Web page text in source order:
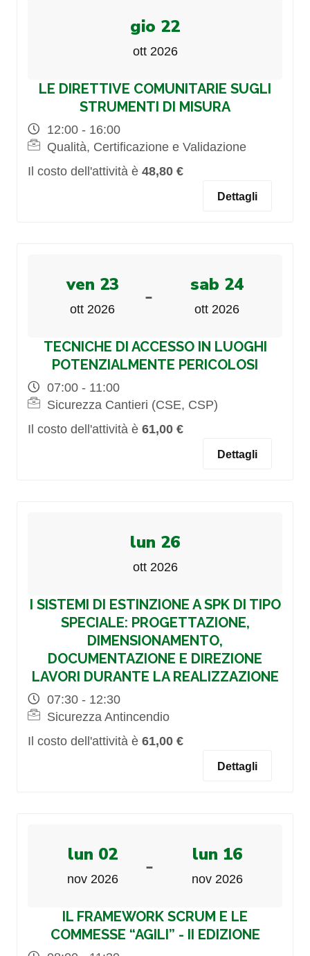
gio 22
ott 2026
LE DIRETTIVE COMUNITARIE SUGLI
STRUMENTI DI MISURA
12:00 - 16:00
Qualità, Certificazione e Validazione
Il costo dell'attività è 48,80 €
Dettagli
ven 23
ott 2026 - sab 24
ott 2026
TECNICHE DI ACCESSO IN LUOGHI
POTENZIALMENTE PERICOLOSI
07:00 - 11:00
Sicurezza Cantieri (CSE, CSP)
Il costo dell'attività è 61,00 €
Dettagli
lun 26
ott 2026
I SISTEMI DI ESTINZIONE A SPK DI TIPO
SPECIALE: PROGETTAZIONE,
DIMENSIONAMENTO,
DOCUMENTAZIONE E DIREZIONE
LAVORI DURANTE LA REALIZZAZIONE
07:30 - 12:30
Sicurezza Antincendio
Il costo dell'attività è 61,00 €
Dettagli
lun 02
nov 2026 - lun 16
nov 2026
IL FRAMEWORK SCRUM E LE
COMMESSE “AGILI” - II EDIZIONE